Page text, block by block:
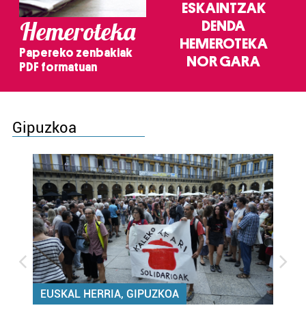
Hemeroteka
Papereko zenbakiak
PDF formatuan
ESKAINTZAK
DENDA
HEMEROTEKA
NOR GARA
Gipuzkoa
EUSKAL HERRIA, GIPUZKOA